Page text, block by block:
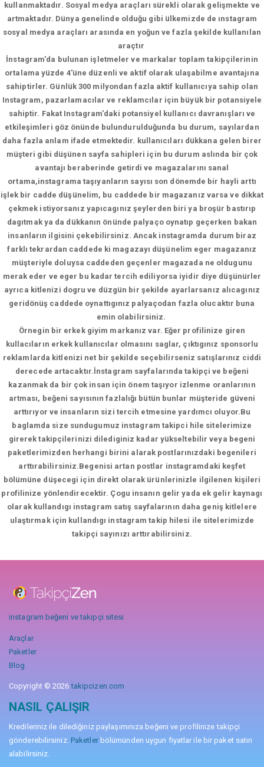
kullanmaktadır. Sosyal medya araçları sürekli olarak gelişmekte ve
artmaktadır. Dünya genelinde olduğu gibi ülkemizde de ınstagram
sosyal medya araçları arasında en yoğun ve fazla şekilde kullanılan
araçtır
İnstagram'da bulunan işletmeler ve markalar toplam takipçilerinin
ortalama yüzde 4'üne düzenli ve aktif olarak ulaşabilme avantajına
sahiptirler. Günlük 300 milyondan fazla aktif kullanıcıya sahip olan
Instagram, pazarlamacılar ve reklamcılar için büyük bir potansiyele
sahiptir. Fakat Instagram'daki potansiyel kullanıcı davranışları ve
etkileşimleri göz önünde bulundurulduğunda bu durum, sayılardan
daha fazla anlam ifade etmektedir. kullanıcıları dükkana gelen birer
müşteri gibi düşünen sayfa sahipleri için bu durum aslında bir çok
avantajı beraberinde getirdi ve magazalarını sanal
ortama,instagrama taşıyanların sayısı son dönemde bir hayli arttı
işlek bir cadde düşünelim, bu caddede bir magazanız varsa ve dikkat
çekmek istiyorsanız yapıcagınız şeylerden biri ya broşür bastırıp
dagıtmak ya da dükkanın önünde palyaço oynatıp geçerken bakan
insanların ilgisini çekebilirsiniz. Ancak instagramda durum biraz
farklı tekrardan caddede ki magazayı düşünelim eger magazanız
müşteriyle doluysa caddeden geçenler magazada ne oldugunu
merak eder ve eger bu kadar tercih ediliyorsa iyidir diye düşünürler
ayrıca kitlenizi dogru ve düzgün bir şekilde ayarlarsanız alıcagınız
geridönüş caddede oynattıgınız palyaçodan fazla olucaktır buna
emin olabilirsiniz.
Örnegin bir erkek giyim markanız var. Eğer profilinize giren
kullacıların erkek kullanıcılar olmasını saglar, çıktıgınız sponsorlu
reklamlarda kitlenizi net bir şekilde seçebilirseniz satışlarınız ciddi
derecede artacaktır.İnstagram sayfalarında takipçi ve beğeni
kazanmak da bir çok insan için önem taşıyor izlenme oranlarının
artması, beğeni sayısının fazlalığı bütün bunlar müşteride güveni
arttırıyor ve insanların sizi tercih etmesine yardımcı oluyor.Bu
baglamda size sundugumuz instagram takipci hile sitelerimize
girerek takipçilerinizi dilediginiz kadar yükseltebilir veya begeni
paketlerimizden herhangi birini alarak postlarınızdaki begenileri
arttırabilirsiniz.Begenisi artan postlar instagramdaki keşfet
bölümüne düşecegi için direkt olarak ürünlerinizle ilgilenen kişileri
profilinize yönlendirecektir. Çogu insanın gelir yada ek gelir kaynagı
olarak kullandıgı instagram satış sayfalarının daha geniş kitlelere
ulaştırmak için kullandıgı instagram takip hilesi ile sitelerimizde
takipçi sayınızı arttırabilirsiniz.
instagram beğeni ve takipçi sitesi
Araçlar
Paketler
Blog
Copyright © 2026takipcizen.com
NASIL ÇALIŞIR
Kredileriniz ile dilediğiniz paylaşımınıza beğeni ve profilinize takipçi
gönderebilirsiniz. Paketlerbölümünden uygun fiyatlar ile bir paket satın
alabilirsiniz.